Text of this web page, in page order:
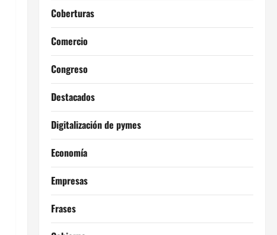
Coberturas
Comercio
Congreso
Destacados
Digitalización de pymes
Economía
Empresas
Frases